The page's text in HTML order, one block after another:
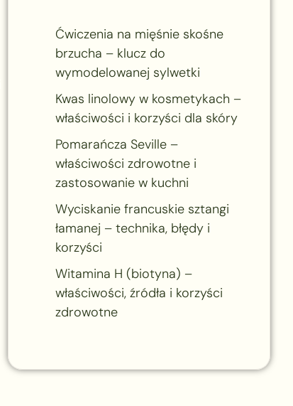
Ćwiczenia na mięśnie skośne
brzucha – klucz do
wymodelowanej sylwetki
Kwas linolowy w kosmetykach –
właściwości i korzyści dla skóry
Pomarańcza Seville –
właściwości zdrowotne i
zastosowanie w kuchni
Wyciskanie francuskie sztangi
łamanej – technika, błędy i
korzyści
Witamina H (biotyna) –
właściwości, źródła i korzyści
zdrowotne